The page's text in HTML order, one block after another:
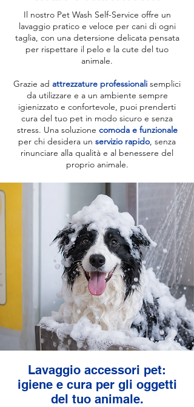
Il nostro Pet Wash Self-Service offre un
lavaggio pratico e veloce per cani di ogni
taglia, con una detersione delicata pensata
per rispettare il pelo e la cute del tuo
animale.
Grazie ad attrezzature professionali semplici
da utilizzare e a un ambiente sempre
igienizzato e confortevole, puoi prenderti
cura del tuo pet in modo sicuro e senza
stress. Una soluzione comoda e funzionale
per chi desidera un servizio rapido, senza
rinunciare alla qualità e al benessere del
proprio animale.
Lavaggio accessori pet:
igiene e cura per gli oggetti
del tuo animale.